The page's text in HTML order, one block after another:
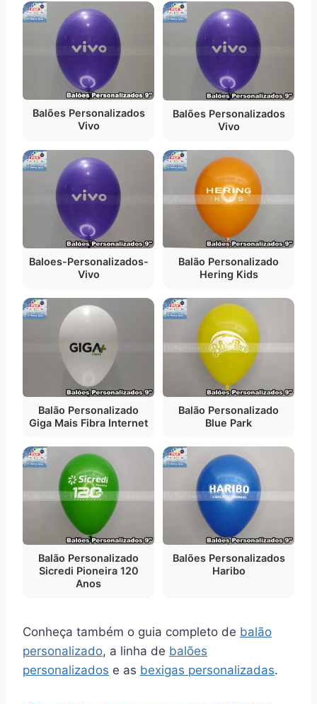
Balões Personalizados
Vivo
Balões Personalizados
Vivo
Baloes-Personalizados-
Vivo
Balão Personalizado
Hering Kids
Balão Personalizado
Giga Mais Fibra Internet
Balão Personalizado
Blue Park
Balão Personalizado
Sicredi Pioneira 120
Anos
Balões Personalizados
Haribo
Conheça também o guia completo de balão
personalizado, a linha de balões
personalizados e as bexigas personalizadas.